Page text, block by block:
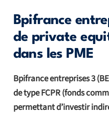
Bpifrance
de private
dans les PME
Bpifrance entreprises 3
de type FCPR (fonds
permettant d’investir